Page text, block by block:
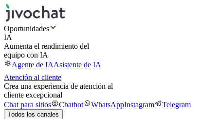
Oportunidades
IA
Aumenta el rendimiento del
equipo con IA
Agente de IAAsistente de IA
Atención al cliente
Crea una experiencia de atención al
cliente excepcional
Chat para sitios
Chatbot WhatsAppInstagram Telegram
Todos los canales